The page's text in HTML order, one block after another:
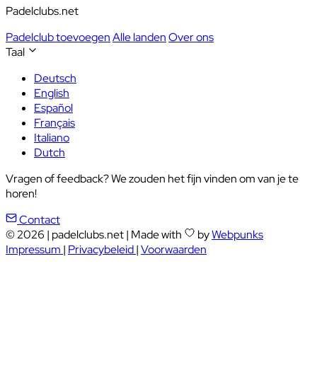
Padelclubs.net
Padelclub toevoegenAlle landenOver ons
Taal
Deutsch
English
Español
Français
Italiano
Dutch
Vragen of feedback? We zouden het fijn vinden om van je te
horen!
Contact
© 2026 | padelclubs.net| Made with byWebpunks
Impressum | Privacybeleid|Voorwaarden